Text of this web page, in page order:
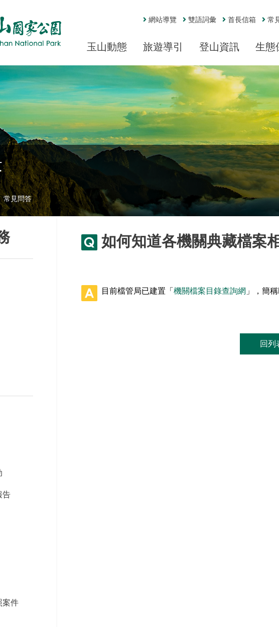
網站導覽 雙語詞彙 首長信箱 常
玉山動態 旅遊導引 登山資訊 生態
常見問答
告
案件
如何知道各機關典藏檔案
目前檔管局已建置「 機關檔案目錄查詢網 」，簡
回列